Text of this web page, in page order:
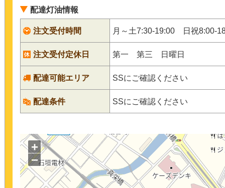
配達灯油情報
注文受付時間 月～土7:30-19:00 日祝8:00-
注文受付定休日 第一 第三 日曜日
配達可能エリア SSにご確認ください
配達条件 SSにご確認ください
+
−